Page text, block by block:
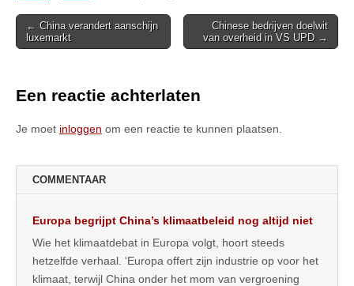
Post
navigation
← China verandert aanschijn
luxemarkt
Chinese bedrijven doelwit
van overheid in VS UPD →
Een reactie achterlaten
Je moet inloggen om een reactie te kunnen plaatsen.
COMMENTAAR
Europa begrijpt China’s klimaatbeleid nog altijd niet
Wie het klimaatdebat in Europa volgt, hoort steeds
hetzelfde verhaal. ‘Europa offert zijn industrie op voor het
klimaat, terwijl China onder het mom van vergroening